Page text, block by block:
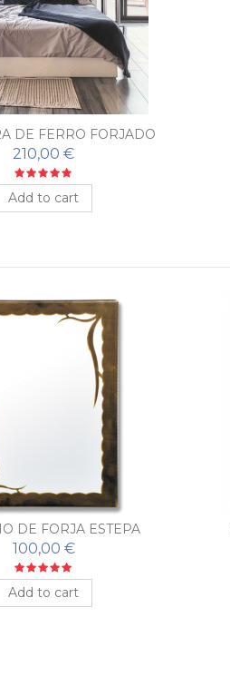
DE FERRO FORJADO
POP
210,00 €
Add to cart
DE FORJA ESTEPA
100,00 €
Add to cart